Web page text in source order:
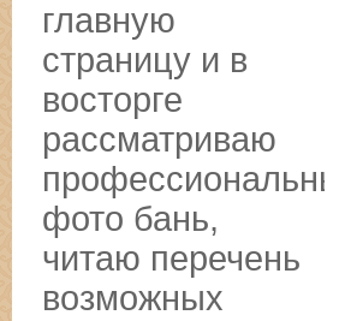
главную
страницу и в
восторге
рассматриваю
профессиональные
фото бань,
читаю перечень
возможных